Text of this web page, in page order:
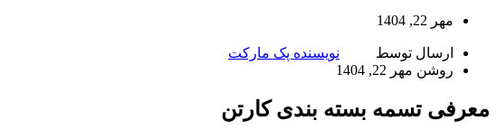
مهر 22, 1404
ارسال توسط
نویسنده پک مارکت
روشن مهر 22, 1404
معرفی تسمه بسته بندی کارتن